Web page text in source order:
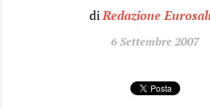
diRedazione
6 Settembre 2007